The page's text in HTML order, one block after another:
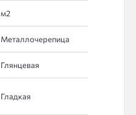
м2
Металлочерепица
Глянцевая
Гладкая